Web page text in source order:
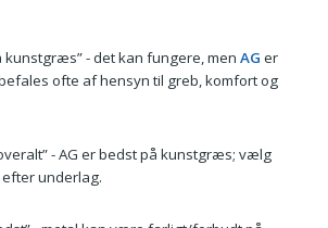
kunstgræs” - det kan fungere, men AG er
ofte af hensyn til greb, komfort og
- AG er bedst på kunstgræs; vælg
efter underlag.